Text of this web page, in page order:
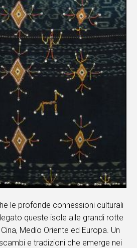
le profonde connessioni culturali
queste isole alle grandi rotte
Medio Oriente ed Europa. Un
e tradizioni che emerge nei